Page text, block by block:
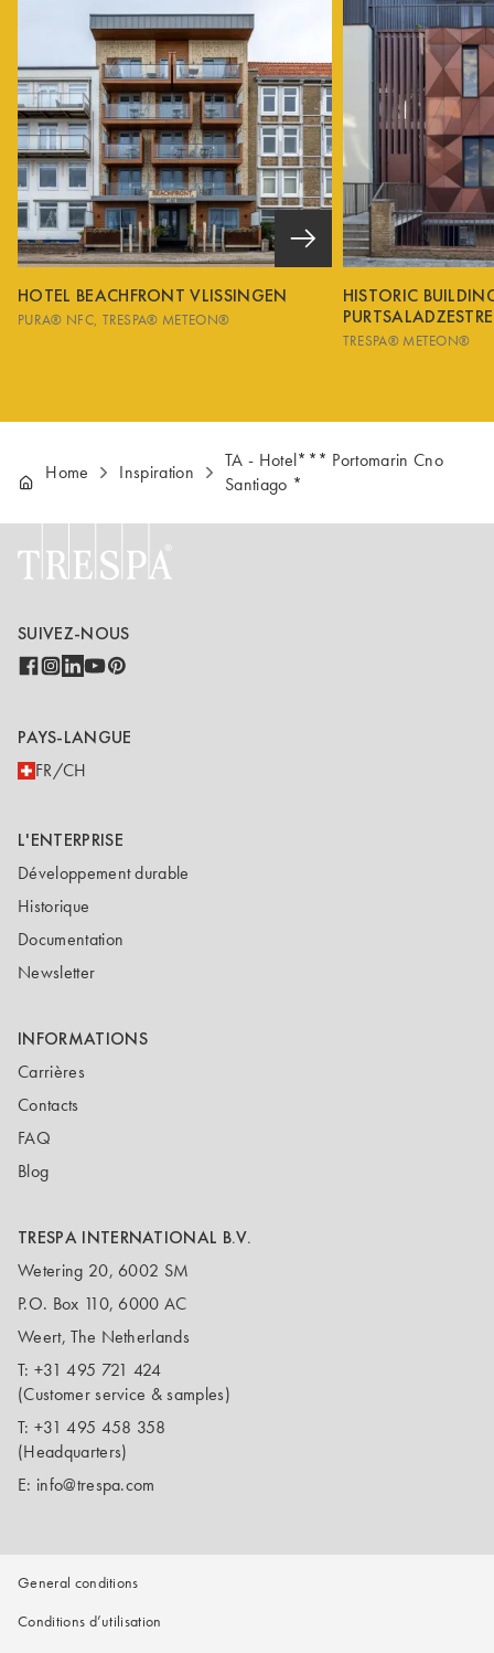
HOTEL BEACHFRONT VLISSINGEN
PURA® NFC TRESPA® METEON®
HISTORIC
TRESPA® METEON®
Home Inspiration
TA - Hotel*** Portomarin Cno
Santiago *
SUIVEZ-NOUS
PAYS-LANGUE
FR/CH
L'ENTERPRISE
Développement durable
Historique
Documentation
Newsletter
INFORMATIONS
Carrières
Contacts
FAQ
Blog
TRESPA INTERNATIONAL B.V.
Wetering 20, 6002 SM
P.O. Box 110, 6000 AC
Weert, The Netherlands
T: +31 495 721 424
(Customer service & samples)
T: +31 495 458 358
(Headquarters)
E: info@trespa.com
General conditions
Conditions d’utilisation